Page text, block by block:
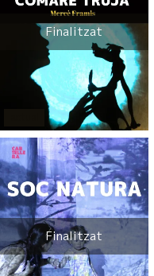
Finalitzat
Finalitzat